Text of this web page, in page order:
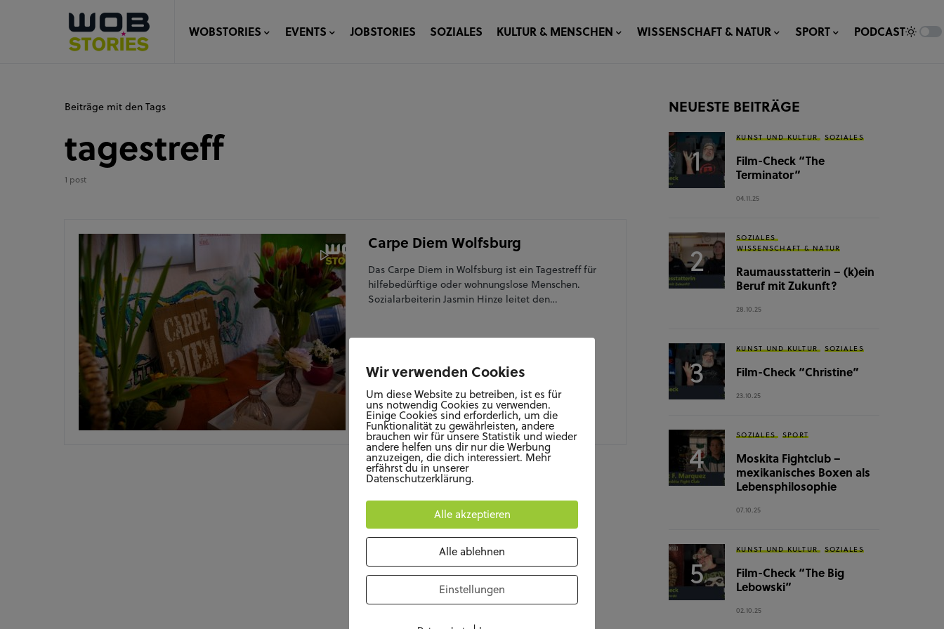
WOBSTORIES EVENTS JOBSTORIES SOZIALES KULTUR & MENSCHEN WISSENSCHAFT & NATUR SPORT PODCAST
Beiträge mit den Tags
tagestreff
1 post
Carpe Diem Wolfsburg
Das Carpe Diem in Wolfsburg ist ein Tagestreff für
hilfebedürftige oder wohnungslose Menschen.
Sozialarbeiterin Jasmin Hinze leitet den…
MÄRZ 3, 2021
NEUESTE BEITRÄGE
KUNST UND KULTUR SOZIALES
Film-Check “The
Terminator”
04.11.25
SOZIALES
WISSENSCHAFT & NATUR
Raumausstatterin – (k)ein
Beruf mit Zukunft?
28.10.25
KUNST UND KULTUR SOZIALES
Film-Check “Christine”
23.10.25
SOZIALES SPORT
Moskita Fightclub –
mexikanisches Boxen als
Lebensphilosophie
07.10.25
KUNST UND KULTUR SOZIALES
Film-Check “The Big
Lebowski”
02.10.25
Wir verwenden Cookies
Um diese Website zu betreiben, ist es für
uns notwendig Cookies zu verwenden.
Einige Cookies sind erforderlich, um die
Funktionalität zu gewährleisten, andere
brauchen wir für unsere Statistik und wieder
andere helfen uns dir nur die Werbung
anzuzeigen, die dich interessiert. Mehr
erfährst du in unserer
Datenschutzerklärung.
Alle akzeptieren
Alle ablehnen
Einstellungen